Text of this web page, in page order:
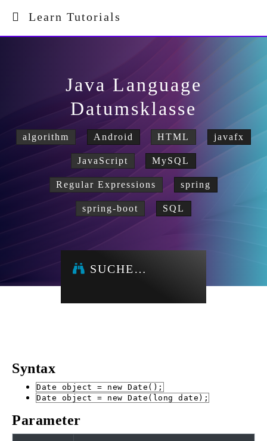
Learn Tutorials
Java Language
Datumsklasse
algorithm Android HTML javafx
JavaScript MySQL
Regular Expressions spring
spring-boot SQL
SUCHE…
Syntax
Date object = new Date();
Date object = new Date(long date);
Parameter